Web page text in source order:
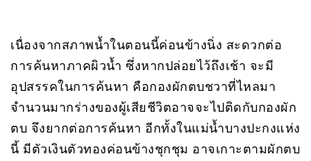
เนื่องจากสภาพน้ำในตอนนี้ค่อนข้างนิ่ง สะดวกต่อ
การค้นหาภาคผิวน้ำ ซึ่งหากปล่อยไว้ถึงเช้า จะมี
อุปสรรคในการค้นหา คือกองผักตบชวาที่ไหลมา
จำนวนมากร่างของผู้เสียชีวิตอาจจะไปติดกับกองผัก
ตบ จึงยากต่อการค้นหา อีกทั้งในแม่น้ำบางปะกงแห่ง
นี้ มีตัวเงินตัวทองค่อนข้างชุกชุม อาจเกาะตามผักตบ